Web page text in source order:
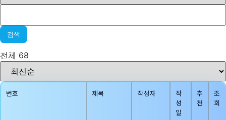
검색
전체 68
번호 제목 작성자
작
성
일
추
천
조
회